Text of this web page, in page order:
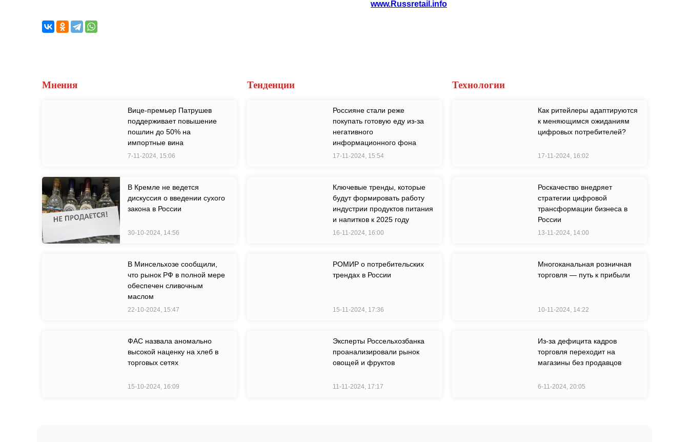
www.Russretail.info
Мнения
Вице-премьер Патрушев
поддерживает повышение
пошлин до 50% на
импортные вина
7-11-2024, 15:06
В Кремле не ведется
дискуссия о введении сухого
закона в России
30-10-2024, 14:56
В Минсельхозе сообщили,
что рынок РФ в полной мере
обеспечен сливочным
маслом
22-10-2024, 15:47
ФАС назвала аномально
высокой наценку на хлеб в
торговых сетях
15-10-2024, 16:09
Тенденции
Россияне стали реже
покупать готовую еду из-за
негативного
информационного фона
17-11-2024, 15:54
Ключевые тренды, которые
будут формировать работу
индустрии продуктов питания
и напитков к 2025 году
16-11-2024, 16:00
РОМИР о потребительских
трендах в России
15-11-2024, 17:36
Эксперты Россельхозбанка
проанализировали рынок
овощей и фруктов
11-11-2024, 17:17
Технологии
Как ритейлеры адаптируются
к меняющимся ожиданиям
цифровых потребителей?
17-11-2024, 16:02
Роскачество внедряет
стратегии цифровой
трансформации бизнеса в
России
13-11-2024, 14:00
Многоканальная розничная
торговля — путь к прибыли
10-11-2024, 14:22
Из-за дефицита кадров
торговля переходит на
магазины без продавцов
6-11-2024, 20:05